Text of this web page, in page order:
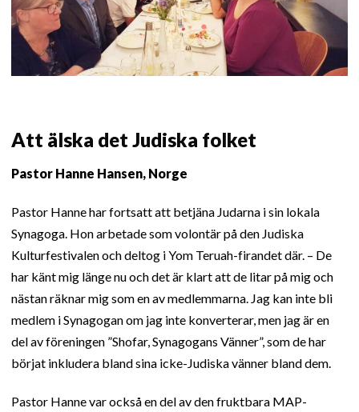
Att älska det Judiska folket
Pastor Hanne Hansen, Norge
Pastor Hanne har fortsatt att betjäna Judarna i sin lokala
Synagoga. Hon arbetade som volontär på den Judiska
Kulturfestivalen och deltog i Yom Teruah-firandet där. – De
har känt mig länge nu och det är klart att de litar på mig och
nästan räknar mig som en av medlemmarna. Jag kan inte bli
medlem i Synagogan om jag inte konverterar, men jag är en
del av föreningen ”Shofar, Synagogans Vänner”, som de har
börjat inkludera bland sina icke-Judiska vänner bland dem.
Pastor Hanne var också en del av den fruktbara MAP-